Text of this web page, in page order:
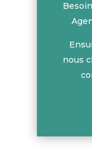
nous